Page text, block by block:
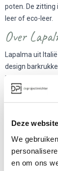
Deze
We
en om ons
poten. De zitting
leer of eco-leer.
Over
Lapalma uit
design
Men werkt
Shin & Tomoko
meubelen van
Een van de
de meubelen
verzekerd van
gecertificeerd.